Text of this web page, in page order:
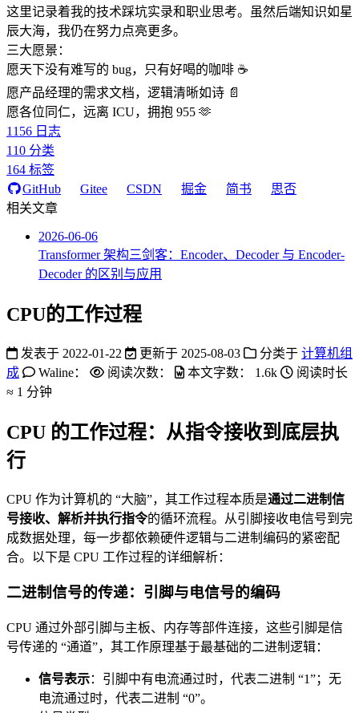
这里记录着我的技术踩坑实录和职业思考。虽然后端知识如星
辰大海，我仍在努力点亮更多。
三大愿景：
愿天下没有难写的 bug，只有好喝的咖啡 ☕️
愿产品经理的需求文档，逻辑清晰如诗 📄
愿各位同仁，远离 ICU，拥抱 955 🫶
1156 日志
110 分类
164 标签
GitHub
Gitee CSDN 掘金 简书
思否
相关文章
2026-06-06
Transformer 架构三剑客：Encoder、Decoder 与 Encoder-
Decoder 的区别与应用
CPU的工作过程
发表于 2022-01-22 更新于 2025-08-03 分类于 计算机组
成
Waline： 阅读次数： 本文字数： 1.6k
阅读时长
≈ 1 分钟
CPU 的工作过程：从指令接收到底层执
行
CPU 作为计算机的 “大脑”，其工作过程本质是通过二进制信
号接收、解析并执行指令的循环流程。从引脚接收电信号到完
成数据处理，每一步都依赖硬件逻辑与二进制编码的紧密配
合。以下是 CPU 工作过程的详细解析：
二进制信号的传递：引脚与电信号的编码
CPU 通过外部引脚与主板、内存等部件连接，这些引脚是信
号传递的 “通道”，其工作原理基于最基础的二进制逻辑：
信号表示：引脚中有电流通过时，代表二进制 “1”；无
电流通过时，代表二进制 “0”。